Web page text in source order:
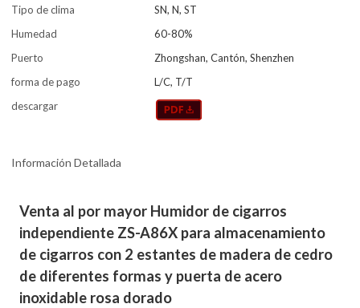
Tipo de clima
SN, N, ST
Humedad
60-80%
Puerto
Zhongshan, Cantón, Shenzhen
forma de pago
L/C, T/T
descargar
Información Detallada
Venta al por mayor Humidor de cigarros
independiente ZS-A86X para almacenamiento
de cigarros con 2 estantes de madera de cedro
de diferentes formas y puerta de acero
inoxidable rosa dorado